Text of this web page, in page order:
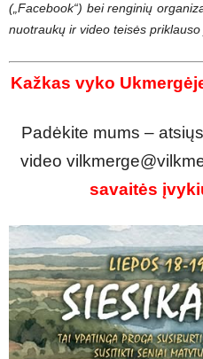
(„Facebook“) bei renginių
nuotraukų ir video teisės
Kažkas vyko
Padėkite mums –
video
savaitės